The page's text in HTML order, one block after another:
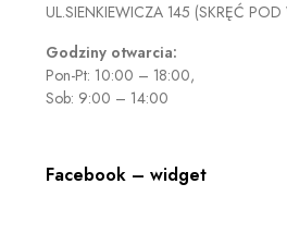
UL.SIENKIEWICZA 145 (SKRĘĆ
Godziny otwarcia:
Pon-Pt: 10:00 – 18:00,
Sob: 9:00 – 14:00
Facebook – widget